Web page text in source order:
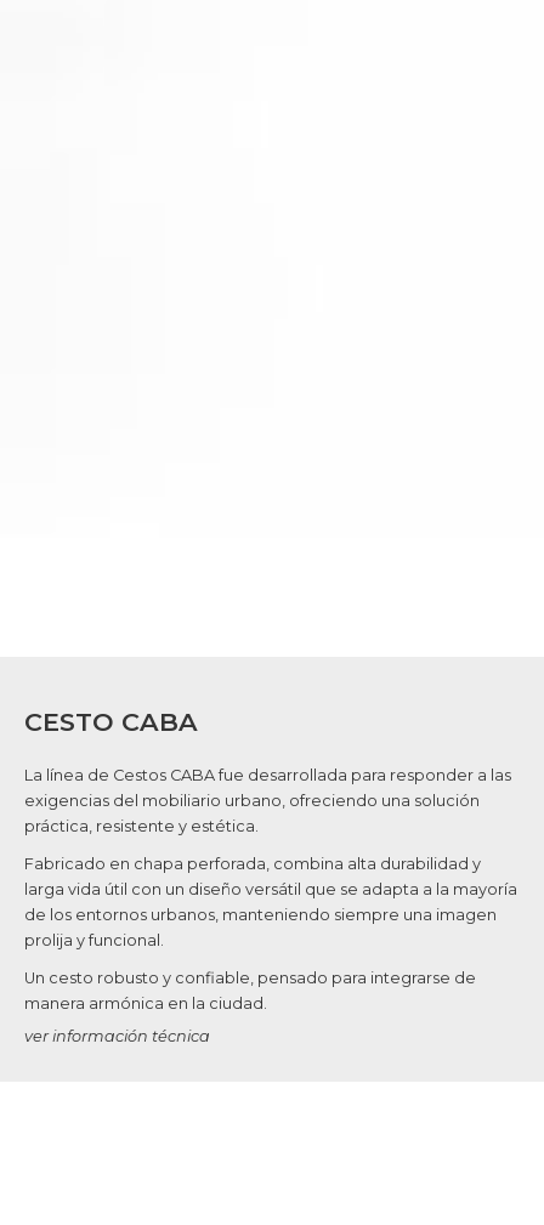
CESTO CABA
La línea de Cestos CABA fue desarrollada para responder a las
exigencias del mobiliario urbano, ofreciendo una solución
práctica, resistente y estética.
Fabricado en chapa perforada, combina alta durabilidad y
larga vida útil con un diseño versátil que se adapta a la mayoría
de los entornos urbanos, manteniendo siempre una imagen
prolija y funcional.
Un cesto robusto y confiable, pensado para integrarse de
manera armónica en la ciudad.
ver información técnica